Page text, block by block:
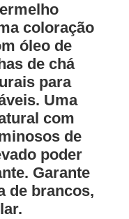
coloração
óleo de
de chá
para
Uma
com
de
poder
Garante
de brancos,